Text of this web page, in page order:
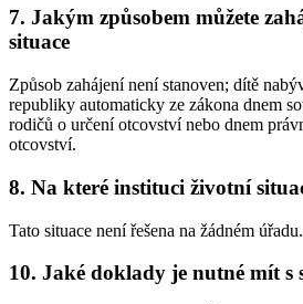
7. Jakým způsobem můžete
situace
Způsob zahájení není stanoven; dítě
republiky automaticky ze zákona dnem
rodičů o určení otcovství nebo dnem
otcovství.
8. Na které instituci životní
Tato situace není řešena na žádném úřadu.
10. Jaké doklady je nutné mít s